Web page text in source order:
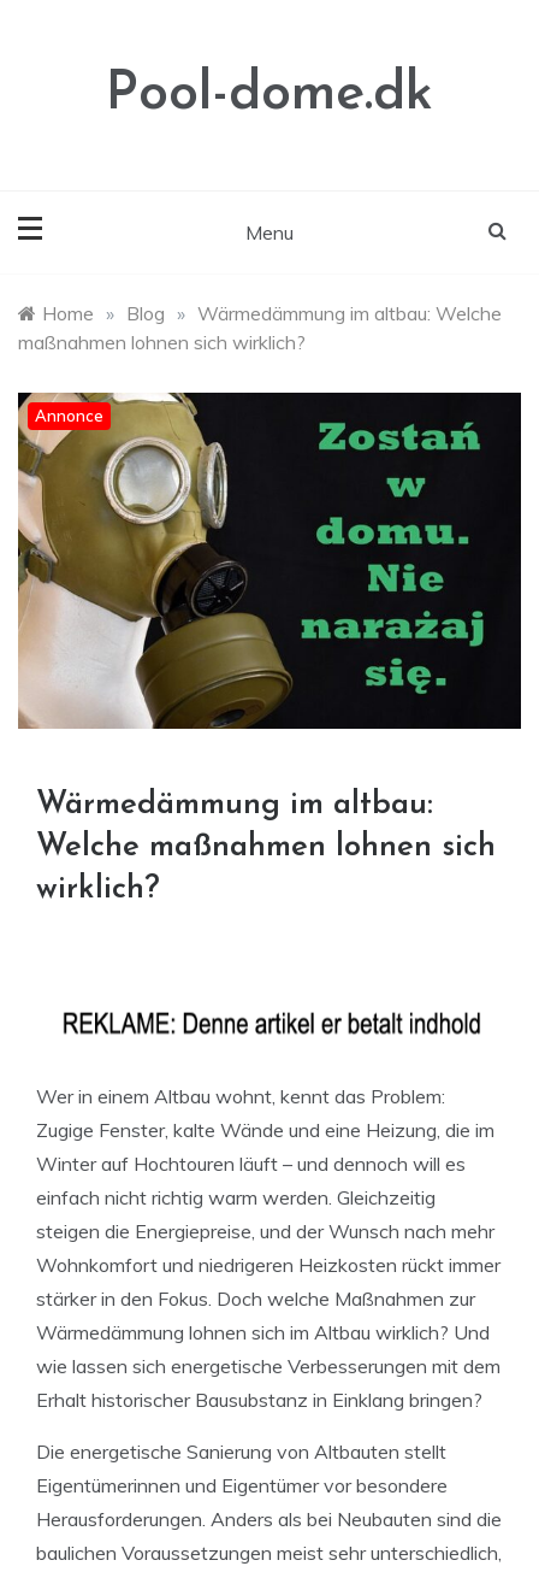
Pool-dome.dk
Menu
Home » Blog » Wärmedämmung im altbau: Welche
maßnahmen lohnen sich wirklich?
Annonce
Wärmedämmung im altbau:
Welche maßnahmen lohnen sich
wirklich?
Wer in einem Altbau wohnt, kennt das Problem:
Zugige Fenster, kalte Wände und eine Heizung, die im
Winter auf Hochtouren läuft – und dennoch will es
einfach nicht richtig warm werden. Gleichzeitig
steigen die Energiepreise, und der Wunsch nach mehr
Wohnkomfort und niedrigeren Heizkosten rückt immer
stärker in den Fokus. Doch welche Maßnahmen zur
Wärmedämmung lohnen sich im Altbau wirklich? Und
wie lassen sich energetische Verbesserungen mit dem
Erhalt historischer Bausubstanz in Einklang bringen?
Die energetische Sanierung von Altbauten stellt
Eigentümerinnen und Eigentümer vor besondere
Herausforderungen. Anders als bei Neubauten sind die
baulichen Voraussetzungen meist sehr unterschiedlich,